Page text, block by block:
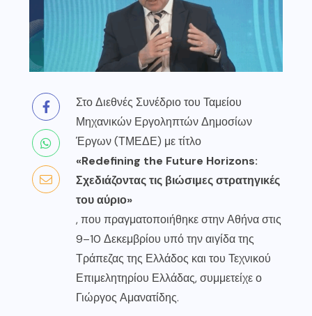
Στο Διεθνές Συνέδριο του Ταμείου
Μηχανικών Εργοληπτών Δημοσίων
Έργων (ΤΜΕΔΕ) με τίτλο
«Redefining the Future Horizons:
Σχεδιάζοντας τις βιώσιμες στρατηγικές
του αύριο»
, που πραγματοποιήθηκε στην Αθήνα στις
9–10 Δεκεμβρίου υπό την αιγίδα της
Τράπεζας της Ελλάδος και του Τεχνικού
Επιμελητηρίου Ελλάδας, συμμετείχε ο
Γιώργος Αμανατίδης.